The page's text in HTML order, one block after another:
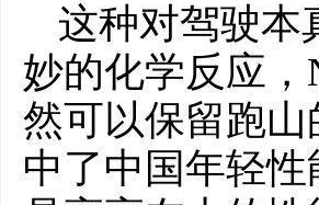
这种对驾驶本
妙的化学反应
然可以保留跑
中了中国年轻